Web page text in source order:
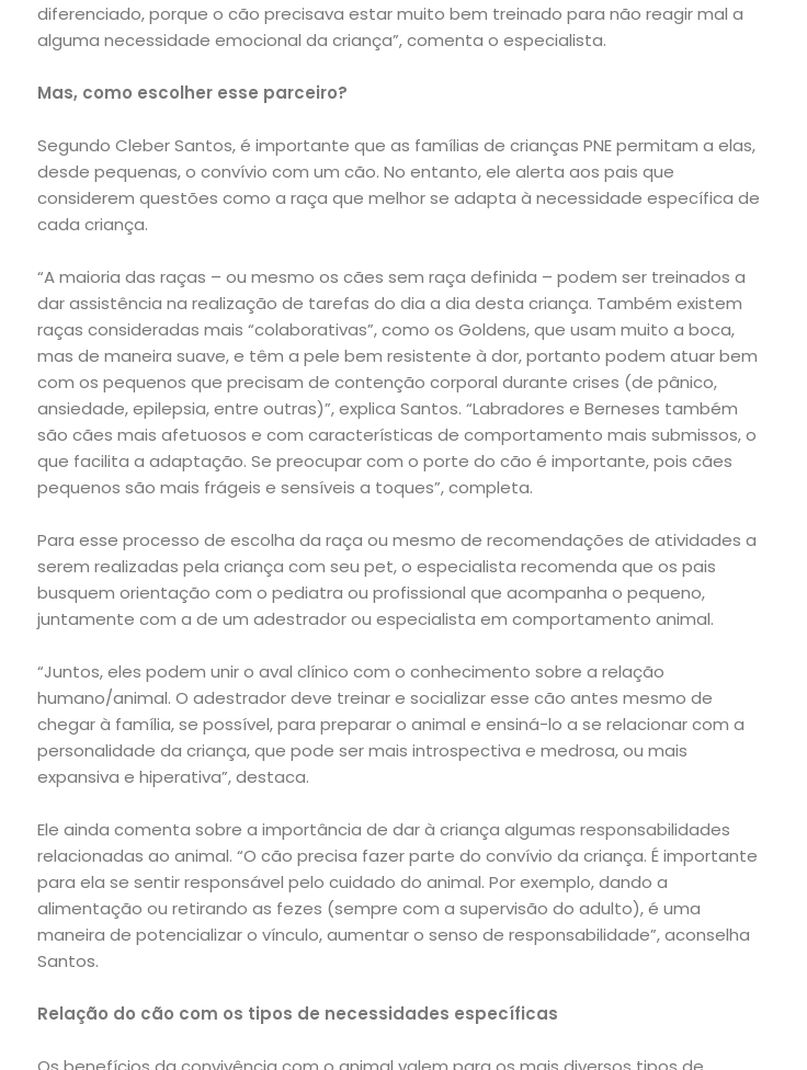
Início
Academia
Beleza
lá!
Casa
e
Decoração
Exclusiva
diferenciado, porque o cão precisava estar muito bem treinado para não reagir mal a
alguma necessidade emocional da criança”, comenta o especialista.
Mas, como escolher esse parceiro?
Segundo Cleber Santos, é importante que as famílias de crianças PNE permitam a elas,
desde pequenas, o convívio com um cão. No entanto, ele alerta aos pais que
considerem questões como a raça que melhor se adapta à necessidade específica de
cada criança.
“A maioria das raças – ou mesmo os cães sem raça definida – podem ser treinados a
dar assistência na realização de tarefas do dia a dia desta criança. Também existem
raças consideradas mais “colaborativas”, como os Goldens, que usam muito a boca,
mas de maneira suave, e têm a pele bem resistente à dor, portanto podem atuar bem
com os pequenos que precisam de contenção corporal durante crises (de pânico,
ansiedade, epilepsia, entre outras)”, explica Santos. “Labradores e Berneses também
são cães mais afetuosos e com características de comportamento mais submissos, o
que facilita a adaptação. Se preocupar com o porte do cão é importante, pois cães
pequenos são mais frágeis e sensíveis a toques”, completa.
Para esse processo de escolha da raça ou mesmo de recomendações de atividades a
serem realizadas pela criança com seu pet, o especialista recomenda que os pais
busquem orientação com o pediatra ou profissional que acompanha o pequeno,
juntamente com a de um adestrador ou especialista em comportamento animal.
“Juntos, eles podem unir o aval clínico com o conhecimento sobre a relação
humano/animal. O adestrador deve treinar e socializar esse cão antes mesmo de
chegar à família, se possível, para preparar o animal e ensiná-lo a se relacionar com a
personalidade da criança, que pode ser mais introspectiva e medrosa, ou mais
expansiva e hiperativa”, destaca.
Ele ainda comenta sobre a importância de dar à criança algumas responsabilidades
relacionadas ao animal. “O cão precisa fazer parte do convívio da criança. É importante
para ela se sentir responsável pelo cuidado do animal. Por exemplo, dando a
alimentação ou retirando as fezes (sempre com a supervisão do adulto), é uma
maneira de potencializar o vínculo, aumentar o senso de responsabilidade”, aconselha
Santos.
Relação do cão com os tipos de necessidades específicas